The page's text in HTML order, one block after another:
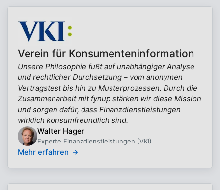
Verein für Konsumenteninformation
Unsere Philosophie fußt auf unabhängiger Analyse
und rechtlicher Durchsetzung – vom anonymen
Vertragstest bis hin zu Musterprozessen. Durch die
Zusammenarbeit mit fynup stärken wir diese Mission
und sorgen dafür, dass Finanzdienstleistungen
wirklich konsumfreundlich sind.
Walter Hager
Experte Finanzdienstleistungen (VKI)
Mehr erfahren